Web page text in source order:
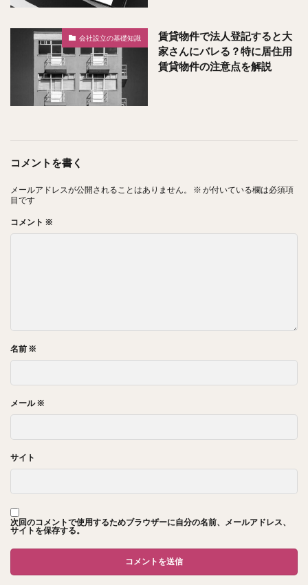
会社設立の基礎知識
賃貸物件で法人登記すると大
家さんにバレる？特に居住用
賃貸物件の注意点を解説
コメントを書く
メールアドレスが公開されることはありません。 ※ が付いている欄は必須項
目です
コメント ※
名前 ※
メール※
サイト
次回のコメントで使用するためブラウザーに自分の名前、メールアドレス、
サイトを保存する。